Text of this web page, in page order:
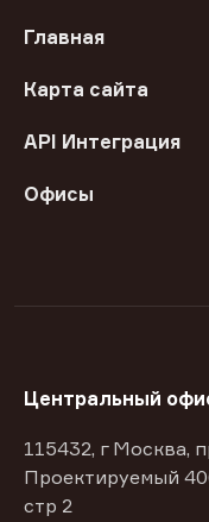
Главная
Карта сайта
API Интеграция
Офисы
Центральный
115432, г Москва,
Проектируемый
стр 2